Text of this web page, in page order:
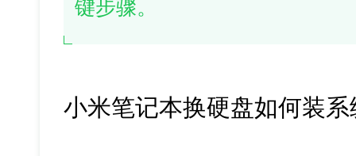
键步骤。
小米笔记本换硬盘如何装系